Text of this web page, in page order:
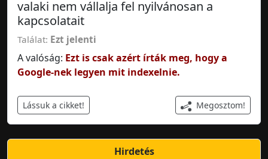
valaki nem vállalja fel nyilvánosan a
kapcsolatait
Találat: Ezt jelenti
A valóság: Ezt is csak azért írták meg, hogy a
Google-nek legyen mit indexelnie.
Lássuk a cikket! Megosztom!
Hirdetés